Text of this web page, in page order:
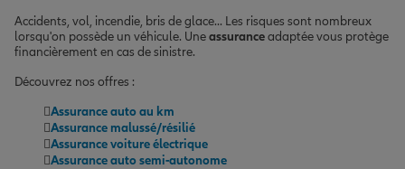
Accidents, vol, incendie, bris de glace... Les risques sont nombreux
lorsqu'on possède un véhicule. Uneassuranceadaptée vous protège
financièrement en cas de sinistre.
Découvrez nos offres :
Assurance auto au km
Assurance malussé/résilié
Assurance voiture électrique
Assurance auto semi-autonome